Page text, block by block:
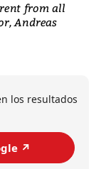
from all
Andreas
los resultados
↗️